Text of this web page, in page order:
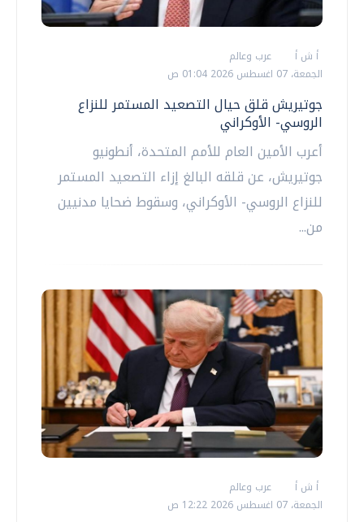
أ ش أ
عرب وعالم
الجمعة، 07 اغسطس 2026 01:04 ص
جوتيريش قلق حيال التصعيد المستمر للنزاع
الروسي- الأوكراني
أعرب الأمين العام للأمم المتحدة، أنطونيو
جوتيريش، عن قلقه البالغ إزاء التصعيد المستمر
للنزاع الروسي- الأوكراني، وسقوط ضحايا مدنيين
من...
أ ش أ
عرب وعالم
الجمعة، 07 اغسطس 2026 12:22 ص